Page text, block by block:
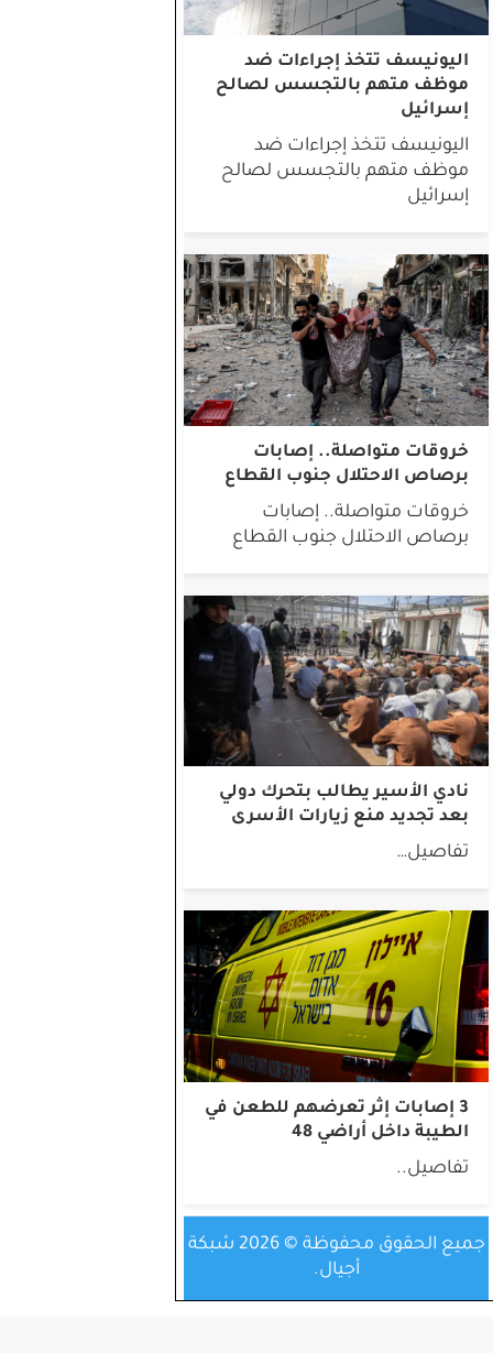
اليونيسف تتخذ إجراءات ضد
موظف متهم بالتجسس لصالح
إسرائيل
اليونيسف تتخذ إجراءات ضد
موظف متهم بالتجسس لصالح
إسرائيل
خروقات متواصلة.. إصابات
برصاص الاحتلال جنوب القطاع
خروقات متواصلة.. إصابات
برصاص الاحتلال جنوب القطاع
نادي الأسير يطالب بتحرك دولي
بعد تجديد منع زيارات الأسرى
تفاصيل…
3 إصابات إثر تعرضهم للطعن في
الطيبة داخل أراضي 48
تفاصيل..
جميع الحقوق محفوظة © 2026 شبكة
أجيال.